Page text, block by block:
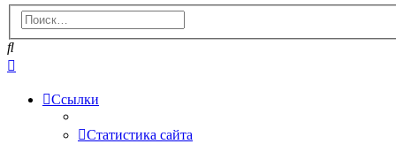
Поиск
Ссылки
Статистика сайта